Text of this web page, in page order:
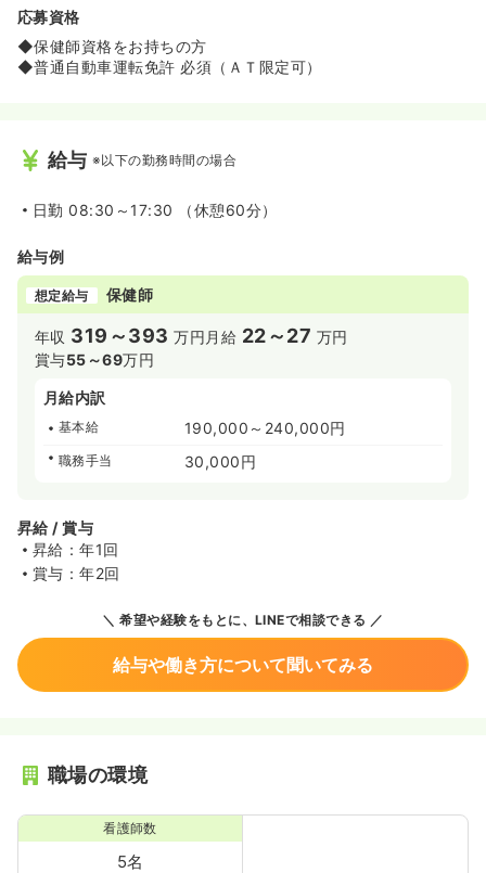
応募資格
◆保健師資格をお持ちの方
◆普通自動車運転免許 必須（ＡＴ限定可）
給与 ※以下の勤務時間の場合
日勤 08:30～17:30 （休憩60分）
給与例
想定給与 保健師
年収 319～393 万円 月給 22～27 万円
賞与55～69万円
月給内訳
基本給 190,000～240,000円
職務手当 30,000円
昇給 / 賞与
昇給：年1回
賞与：年2回
希望や経験をもとに、LINEで相談できる
給与や働き方について聞いてみる
職場の環境
看護師数
5名